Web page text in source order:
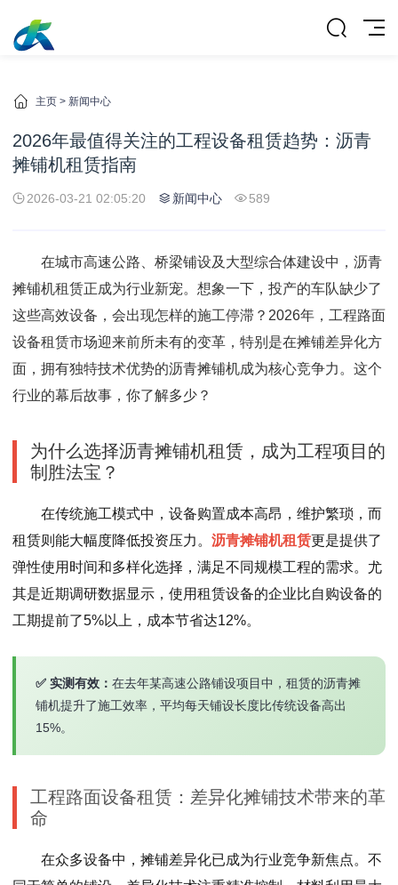
主页 > 新闻中心
2026年最值得关注的工程设备租赁趋势：沥青
摊铺机租赁指南
2026-03-21 02:05:20 新闻中心 589
在城市高速公路、桥梁铺设及大型综合体建设中，沥青
摊铺机租赁正成为行业新宠。想象一下，投产的车队缺少了
这些高效设备，会出现怎样的施工停滞？2026年，工程路面
设备租赁市场迎来前所未有的变革，特别是在摊铺差异化方
面，拥有独特技术优势的沥青摊铺机成为核心竞争力。这个
行业的幕后故事，你了解多少？
为什么选择沥青摊铺机租赁，成为工程项目的
制胜法宝？
在传统施工模式中，设备购置成本高昂，维护繁琐，而
租赁则能大幅度降低投资压力。 沥青摊铺机租赁更是提供了
弹性使用时间和多样化选择，满足不同规模工程的需求。尤
其是近期调研数据显示，使用租赁设备的企业比自购设备的
工期提前了5%以上，成本节省达12%。
✅ 实测有效： 在去年某高速公路铺设项目中，租赁的沥青摊
铺机提升了施工效率，平均每天铺设长度比传统设备高出
15%。
工程路面设备租赁：差异化摊铺技术带来的革
命
在众多设备中，摊铺差异化已成为行业竞争新焦点。不